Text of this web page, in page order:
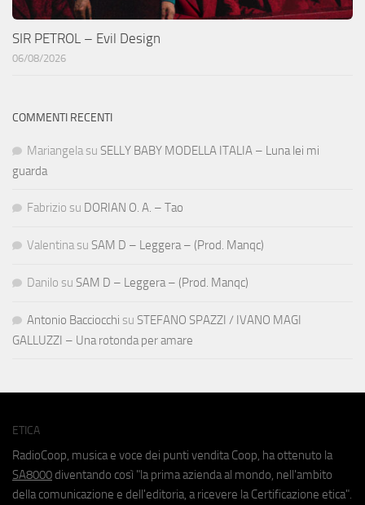
SIR PETROL – Evil Design
06/08/2026
COMMENTI RECENTI
Mariangela su SELLY BABY MODELLA ITALIA – Luna lei mi
guarda
Fabrizio su DORIAN O. A. – Tao
Valentina su SAM D – Leggera – (Prod. Manqc)
Danilo su SAM D – Leggera – (Prod. Manqc)
Antonio Bacciocchi su STEFANO SPAZZI / IVANO MAGI
GALLUZZI – Una rotonda per amare
ETICA
RadioCoop, musica e voce dei punti vendita Coop, ha ottenuto la
SA8000 diventando così "la prima azienda al mondo, nell'ambito
della comunicazione e dell'editoria, a ricevere la Certificazione etica".